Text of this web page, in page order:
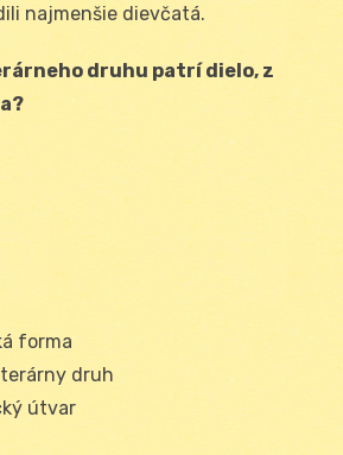
najmenšie dievčatá.
druhu patrí dielo, z
forma
druh
útvar